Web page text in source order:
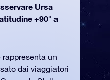
Ursa
+90° a
un
dai viaggiatori